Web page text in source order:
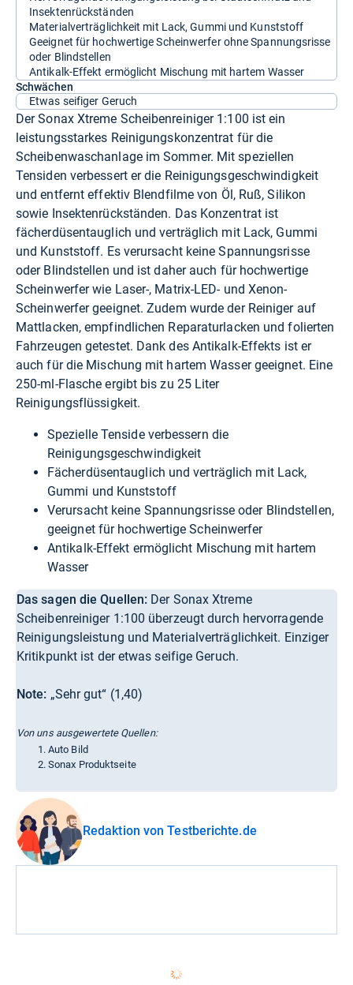
Insektenrückständen
Materialverträglichkeit mit Lack, Gummi und Kunststoff
Geeignet für hochwertige Scheinwerfer ohne Spannungsrisse
oder Blindstellen
Antikalk-Effekt ermöglicht Mischung mit hartem Wasser
Schwächen
Etwas seifiger Geruch
Der Sonax Xtreme Scheibenreiniger 1:100 ist ein
leistungsstarkes Reinigungskonzentrat für die
Scheibenwaschanlage im Sommer. Mit speziellen
Tensiden verbessert er die Reinigungsgeschwindigkeit
und entfernt effektiv Blendfilme von Öl, Ruß, Silikon
sowie Insektenrückständen. Das Konzentrat ist
fächerdüsentauglich und verträglich mit Lack, Gummi
und Kunststoff. Es verursacht keine Spannungsrisse
oder Blindstellen und ist daher auch für hochwertige
Scheinwerfer wie Laser-, Matrix-LED- und Xenon-
Scheinwerfer geeignet. Zudem wurde der Reiniger auf
Mattlacken, empfindlichen Reparaturlacken und folierten
Fahrzeugen getestet. Dank des Antikalk-Effekts ist er
auch für die Mischung mit hartem Wasser geeignet. Eine
250-ml-Flasche ergibt bis zu 25 Liter
Reinigungsflüssigkeit.
Spezielle Tenside verbessern die
Reinigungsgeschwindigkeit
Fächerdüsentauglich und verträglich mit Lack,
Gummi und Kunststoff
Verursacht keine Spannungsrisse oder Blindstellen,
geeignet für hochwertige Scheinwerfer
Antikalk-Effekt ermöglicht Mischung mit hartem
Wasser
Das sagen die Quellen: Der Sonax Xtreme
Scheibenreiniger 1:100 überzeugt durch hervorragende
Reinigungsleistung und Materialverträglichkeit. Einziger
Kritikpunkt ist der etwas seifige Geruch.
Note: „Sehr gut“ (1,40)
Von uns ausgewertete Quellen:
Auto Bild
Sonax Produktseite
Redaktion von Testberichte.de